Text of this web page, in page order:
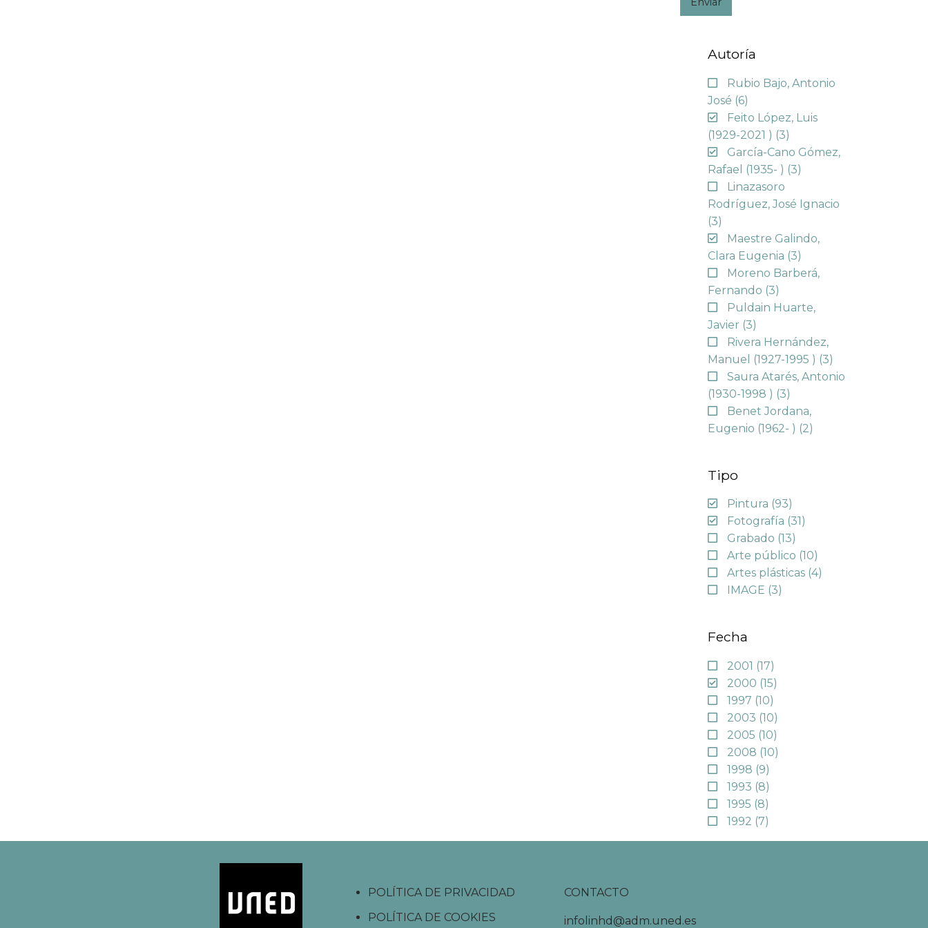
Autoría
Rubio Bajo, Antonio
José (6)
Feito López, Luis
(1929-2021 ) (3)
García-Cano Gómez,
Rafael (1935- ) (3)
Linazasoro
Rodríguez, José Ignacio
(3)
Maestre Galindo,
Clara Eugenia (3)
Moreno Barberá,
Fernando (3)
Puldain Huarte,
Javier (3)
Rivera Hernández,
Manuel (1927-1995 ) (3)
Saura Atarés, Antonio
(1930-1998 ) (3)
Benet Jordana,
Eugenio (1962- ) (2)
Tipo
Pintura (93)
Fotografía (31)
Grabado (13)
Arte público (10)
Artes plásticas (4)
IMAGE (3)
Fecha
2001 (17)
2000 (15)
1997 (10)
2003 (10)
2005 (10)
2008 (10)
1998 (9)
1993 (8)
1995 (8)
1992 (7)
POLÍTICA DE PRIVACIDAD
POLÍTICA DE COOKIES
CONTACTO
infolinhd@adm.uned.es